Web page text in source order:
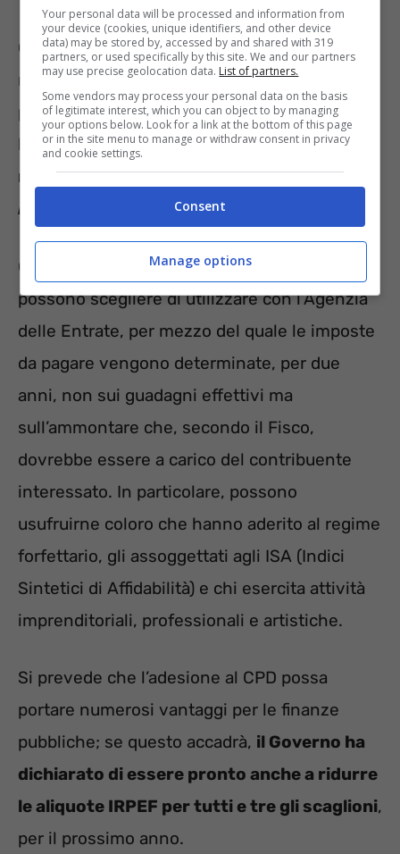
Ovviamente, chi dovrà pagare un’imposta
meno elevata riceverà uno stipendio e una
pensione netti più ricchi. L’Esecutivo, però,
ha specificato checi sarà anche un’altra
novità fiscale: ilCPD, ossia ilConcordato
Preventivo Biennale.
Consiste in un accordo che i contribuenti
possono scegliere di utilizzare con l’Agenzia
delle Entrate, per mezzo del quale le imposte
da pagare vengono determinate, per due
anni, non sui guadagni effettivi ma
sull’ammontare che, secondo il Fisco,
dovrebbe essere a carico del contribuente
interessato. In particolare, possono
usufruirne coloro che hanno aderito al regime
forfettario, gli assoggettati agli ISA (Indici
Sintetici di Affidabilità) e chi esercita attività
imprenditoriali, professionali e artistiche.
Si prevede che l’adesione al CPD possa
portare numerosi vantaggi per le finanze
pubbliche; se questo accadrà, il Governo ha
dichiarato di essere pronto anche a ridurre
le aliquote IRPEF per tutti e tre gli scaglioni,
per il prossimo anno.
Your personal data will be processed and information from
your device (cookies, unique identifiers, and other device
data) may be stored by, accessed by and shared with 319
partners, or used specifically by this site. We and our partners
may use precise geolocation data. List of partners.
Some vendors may process your personal data on the basis
of legitimate interest, which you can object to by managing
your options below. Look for a link at the bottom of this page
or in the site menu to manage or withdraw consent in privacy
and cookie settings.
Consent
Manage options